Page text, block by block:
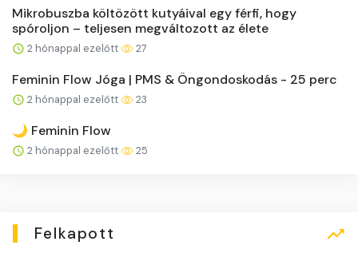
Mikrobuszba költözött kutyáival egy férfi, hogy
spóroljon – teljesen megváltozott az élete
2 hónappal ezelőtt 27
Feminin Flow Jóga | PMS & Öngondoskodás - 25 perc
2 hónappal ezelőtt 23
🌙 Feminin Flow
2 hónappal ezelőtt 25
Felkapott